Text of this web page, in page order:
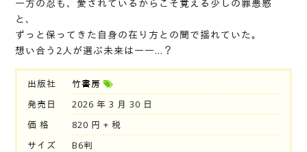
一方の忍も、愛されているからこそ覚える少しの罪悪感
と、
ずっと保ってきた自身の在り方との間で揺れていた。
想い合う2人が選ぶ未来は――…？
出版社
竹書房
発売日
2026 年 3 月 30 日
価 格
820 円 + 税
サイズ
B6判